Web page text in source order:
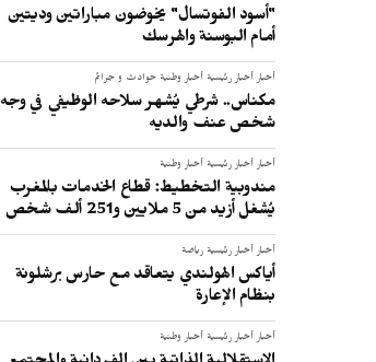
"أسود الفوتسال" يخوضون مباراتين وديتين
أمام البوسنة والهرسك
أخبار أخبار رئيسية أخبار وطنية حوادث و جرائم
مكناس.. شرطي يُشهر سلاحه الوظيفي في وجه
شخص عنف والديه
أخبار أخبار رئيسية أخبار وطنية
مندوبية التخطيط: قطاع الخدمات بالمغرب
يُشغل أزيد من 5 ملايين و251 ألف شخص
أخبار أخبار رئيسية رياضة
أياكس الهولندي يتعاقد مع حارس برشلونة
بنظام الإعارة
أخبار أخبار رئيسية أخبار وطنية